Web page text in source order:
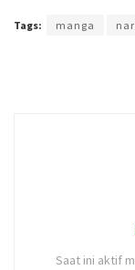
Tags: manga
Saat ini aktif